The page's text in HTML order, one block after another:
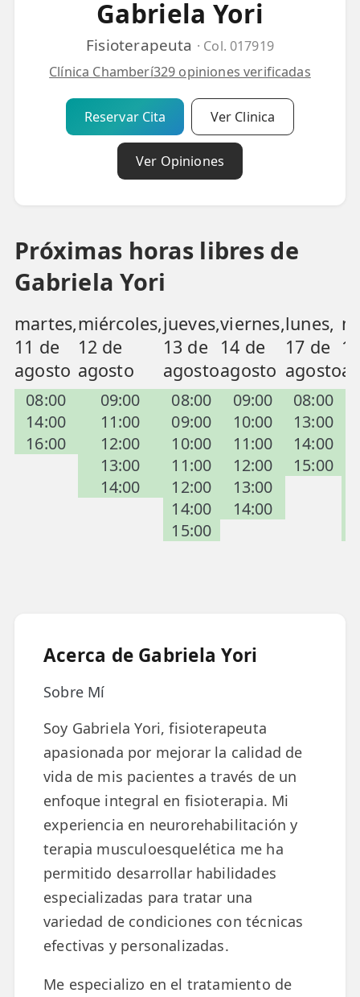
💆‍♀️ Tratamientos
😓 Síntomas
📅 Pedir Cita
📍 Barrio del Pilar
📍 Chamberí - Centro
📍 Barrio Salamanca
📍 Carabanchel - Usera
📍 Bravo Murillo
📍 Getafe
TIENDA
🛍️ Tienda Bonos
🛍️ Tienda Productos Fisioterapia
CONTACTO
ESPECIALIDADES
🩻 Fisioterapia Traumatológica
😧 Fisioterapia ATM
🦴 Osteopatía
🫶 Suelo Pélvico
💆 Masajes Madrid
🏅 Fisioterapia Deportiva
🧠 Fisioterapia Neurológica
Gabriela Yori
Fisioterapeuta · Col. 017919
Clínica Chamberí329 opiniones verificadas
Reservar Cita Ver Clinica
Ver Opiniones
Próximas horas libres de
Gabriela Yori
martes,
11 de
agosto
08:00
14:00
16:00
miércoles,
12 de
agosto
09:00
11:00
12:00
13:00
14:00
jueves,
13 de
agosto
08:00
09:00
10:00
11:00
12:00
14:00
15:00
viernes,
14 de
agosto
09:00
10:00
11:00
12:00
13:00
14:00
lunes,
17 de
agosto
08:00
13:00
14:00
15:00
Acerca de Gabriela Yori
Sobre Mí
Soy Gabriela Yori, fisioterapeuta
apasionada por mejorar la calidad de
vida de mis pacientes a través de un
enfoque integral en fisioterapia. Mi
experiencia en neurorehabilitación y
terapia musculoesquelética me ha
permitido desarrollar habilidades
especializadas para tratar una
variedad de condiciones con técnicas
efectivas y personalizadas.
Me especializo en el tratamiento de